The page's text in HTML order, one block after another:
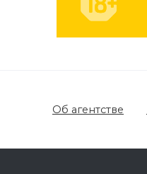
Об агентстве